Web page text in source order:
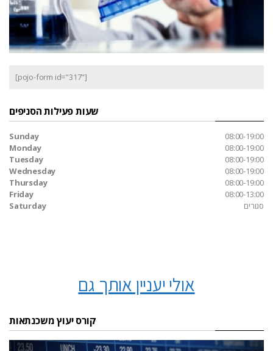
[pojo-form id="317"]
שעות פעילות הסניפים
Sunday
08:00-19:00
Monday
08:00-19:00
Tuesday
08:00-19:00
Wednesday
08:00-19:00
Thursday
08:00-19:00
Friday
08:00-13:00
Saturday
סגורים
אולי יעניין אותך גם
קורס יעוץ משכנתאות